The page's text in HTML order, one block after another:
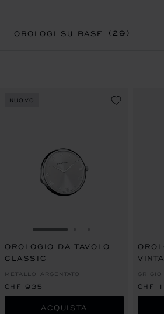
OROLOGI SU BASE(29)
NUOVO
VAI ALLA SLIDE 1
OROLOGIO DA TAVOLO
CLASSIC
METALLO ARGENTATO
CHF 935
ACQUISTA
CHF